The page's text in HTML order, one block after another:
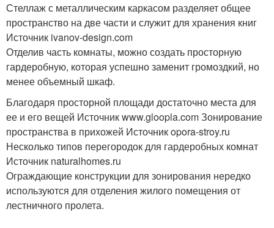
Стеллаж с металлическим каркасом разделяет общее
пространство на две части и служит для хранения книг
Источник ivanov-design.com
Отделив часть комнаты, можно создать просторную
гардеробную, которая успешно заменит громоздкий, но
менее объемный шкаф.
Благодаря просторной площади достаточно места для
ее и его вещей Источник www.gloopla.comЗонирование
пространства в прихожей Источник opora-stroy.ru
Несколько типов перегородок для гардеробных комнат
Источник naturalhomes.ru
Ограждающие конструкции для зонирования нередко
используются для отделения жилого помещения от
лестничного пролета.